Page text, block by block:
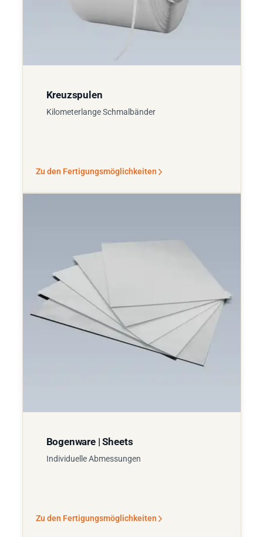
Kreuzspulen
Kilometerlange Schmalbänder
Zu den Fertigungsmöglichkeiten
Bogenware | Sheets
Individuelle Abmessungen
Zu den Fertigungsmöglichkeiten